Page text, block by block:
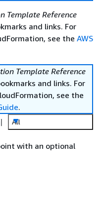
Template Reference
and links. For
see the AWS
Template Reference
and links. For
see the
.
All
with an optional